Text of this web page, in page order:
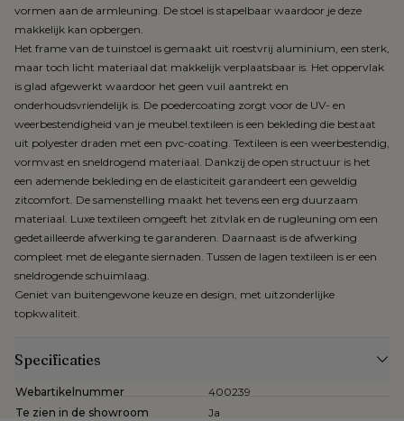
vormen aan de armleuning. De stoel is stapelbaar waardoor je deze
makkelijk kan opbergen.
Het frame van de tuinstoel is gemaakt uit roestvrij aluminium, een sterk,
maar toch licht materiaal dat makkelijk verplaatsbaar is. Het oppervlak
is glad afgewerkt waardoor het geen vuil aantrekt en
onderhoudsvriendelijk is. De poedercoating zorgt voor de UV- en
weerbestendigheid van je meubel.textileen is een bekleding die bestaat
uit polyester draden met een pvc-coating. Textileen is een weerbestendig,
vormvast en sneldrogend materiaal. Dankzij de open structuur is het
een ademende bekleding en de elasticiteit garandeert een geweldig
zitcomfort. De samenstelling maakt het tevens een erg duurzaam
materiaal. Luxe textileen omgeeft het zitvlak en de rugleuning om een
gedetailleerde afwerking te garanderen. Daarnaast is de afwerking
compleet met de elegante siernaden. Tussen de lagen textileen is er een
sneldrogende schuimlaag.
Geniet van buitengewone keuze en design, met uitzonderlijke
topkwaliteit.
Specificaties
Webartikelnummer
400239
Te zien in de showroom
Ja